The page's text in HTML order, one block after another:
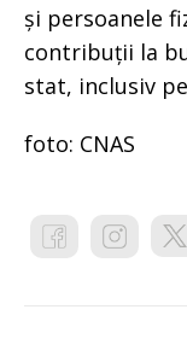
și persoanele
contribuții la
stat, inclusiv
foto: CNAS